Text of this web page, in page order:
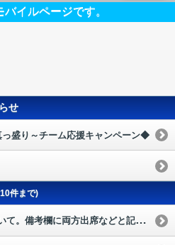
イルページです。
せ
盛り～チーム応援キャンペーン◆
件まで)
８月２２日の出欠席の登録について。備考欄に両方出席などと記載して下さい。